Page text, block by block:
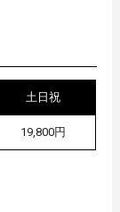
土日祝
19,800円